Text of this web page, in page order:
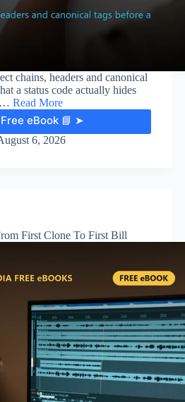
chains, headers and canonical
a status code actually hides
Read More
eBook 📘 ➤
6, 2026
First Clone To First Bill